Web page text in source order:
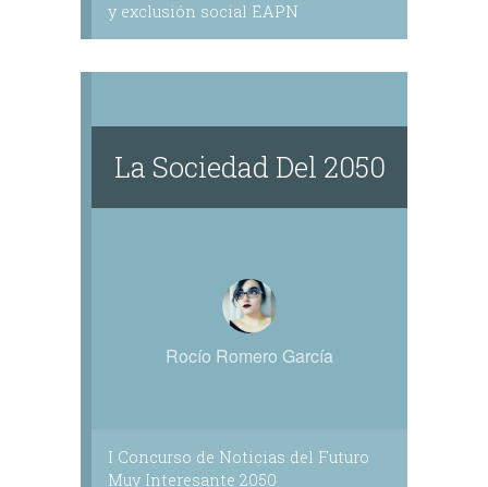
y exclusión social EAPN
La Sociedad Del 2050
Rocío Romero García
I Concurso de Noticias del Futuro
Muy Interesante 2050